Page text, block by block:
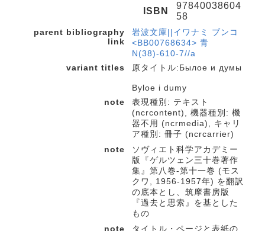
ISBN
97840038604
58
parent bibliography
link
岩波文庫||イワナミ ブンコ
<BB00768634> 青
N(38)-610-7//a
variant titles
原タイトル:Былое и думы
Byloe i dumy
note
表現種別: テキスト
(ncrcontent), 機器種別: 機
器不用 (ncrmedia), キャリ
ア種別: 冊子 (ncrcarrier)
note
ソヴィエト科学アカデミー
版『ゲルツェン三十巻著作
集』第八巻-第十一巻 (モス
クワ, 1956-1957年) を翻訳
の底本とし、筑摩書房版
『過去と思索』を基とした
もの
note
タイトル・ページと表紙の